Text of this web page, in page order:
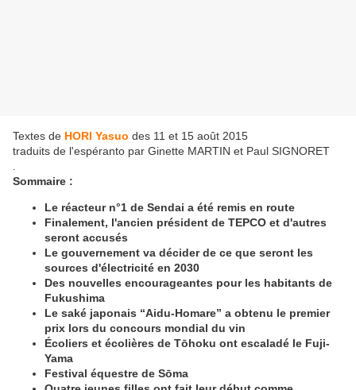
Textes de HORI Yasuo des 11 et 15 août 2015
traduits de l'espéranto par Ginette MARTIN et Paul SIGNORET
Sommaire :
Le réacteur n°1 de Sendai a été remis en route
Finalement, l'ancien président de TEPCO et d'autres
seront accusés
Le gouvernement va décider de ce que seront les
sources d'électricité en 2030
Des nouvelles encourageantes pour les habitants de
Fukushima
Le saké japonais “Aidu-Homare” a obtenu le premier
prix lors du concours mondial du vin
Écoliers et écolières de Tōhoku ont escaladé le Fuji-
Yama
Festival équestre de Sōma